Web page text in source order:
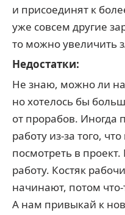
и присоединят к
уже совсем другие
то можно увеличить
Недостатки:
Не знаю, можно ли на
но хотелось бы
от прорабов. Иногда
работу из-за того,
посмотреть в
работу. Костяк
начинают, потом
А нам привыкай к